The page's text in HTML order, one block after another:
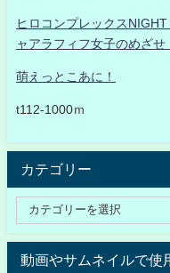
ヒロコンプレックス
ャアラフィフ女子のめざ
萌えっとこあに！
t112-1000ｍ
カテゴリー
動画やサムネイルで使